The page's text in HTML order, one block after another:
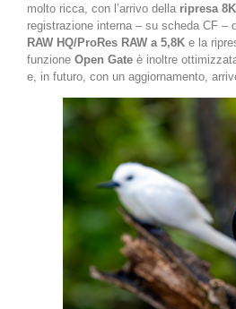
molto ricca, con l’arrivo della ripresa
registrazione interna – su scheda CF –
RAW HQ/ProRes RAW a 5,8K e la
funzione Open Gate è inoltre
e, in futuro, con un aggiornamento,